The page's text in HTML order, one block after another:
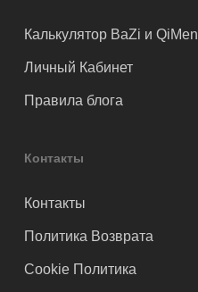
Калькулятор BaZi и QiMen
Личный Кабинет
Правила блога
Контакты
Контакты
Политика Возврата
Cookie Политика